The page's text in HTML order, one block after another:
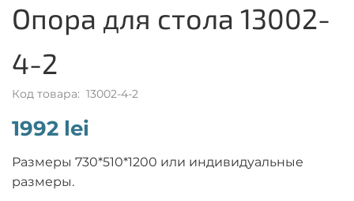
Опора для стола 13002-
4-2
Код товара: 13002-4-2
1992 lei
Размеры 730*510*1200 или индивидуальные
размеры.